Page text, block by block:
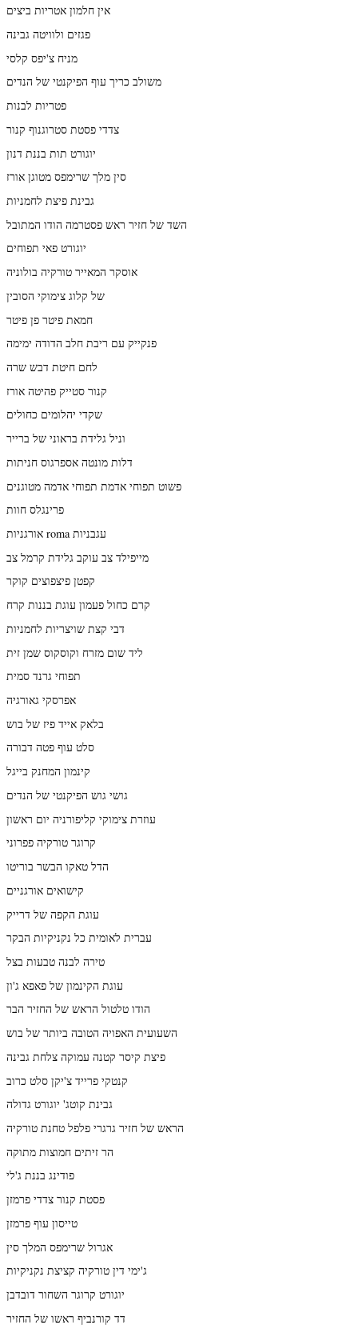
אין חלמון אטריות ביצים
פגזים ולוויטה גבינה
מניח צ'יפס קלסי
משולב כריך עוף הפיקנטי של הנדים
פטריות לבנות
צדדי פסטת סטרוגנוף קנור
יוגורט תות בננת דנון
סין מלך שרימפס מטוגן אורז
גבינת פיצת לחמניות
השד של חזיר ראש פסטרמה הודו המתובל
יוגורט פאי תפוחים
אוסקר המאייר טורקיה בולוניה
של קלוג צימוקי הסובין
חמאת פיטר פן פיטר
פנקייק עם ריבת חלב הדודה ימימה
לחם חיטת דבש שרה
קנור סטייק פהיטה אורז
שקדי יהלומים כחולים
וניל גלידת בראוני של ברייר
דלות מונטה אספרגוס חניתות
פשוט תפוחי אדמת תפוחי אדמה מטוגנים
פרינגלס חוות
אורגניות roma עגבניות
מייפילד צב עוקב גלידת קרמל צב
קפטן פיצפוצים קוקר
קרם כחול פעמון עוגת בננות קרח
דבי קצת שויצריות לחמניות
ליד שום מזרח וקוסקוס שמן זית
תפוחי גרנד סמית
אפרסקי גאורגיה
בלאק אייד פיז של בוש
סלט עוף פטה דבורה
קינמון המחנק בייגל
גושי גוש הפיקנטי של הנדים
עוזרת צימוקי קליפורניה יום ראשון
קרוגר טורקיה פפרוני
הדל טאקו הבשר בוריטו
קישואים אורגניים
עוגת הקפה של דרייק
עברית לאומית כל נקניקיות הבקר
טירה לבנה טבעות בצל
עוגת הקינמון של פאפא ג'ון
הודו טלטול הראש של החזיר הבר
השעועית האפויה הטובה ביותר של בוש
פיצת קיסר קטנה עמוקה צלחת גבינה
קנטקי פרייד צ'יקן סלט כרוב
גבינת קוטג' יוגורט גדולה
הראש של חזיר גרגרי פלפל טחנת טורקיה
הר זיתים חמוצות מתוקה
פודינג בננת ג'לי
פסטת קנור צדדי פרמזן
טייסון עוף פרמזן
אגרול שרימפס המלך סין
ג'ימי דין טורקיה קציצת נקניקיות
יוגורט קרוגר השחור דובדבן
דד קורנביף ראשו של החזיר